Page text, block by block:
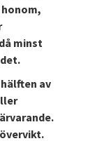
minst
av